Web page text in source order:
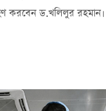
করবেন ড.খলিলুর